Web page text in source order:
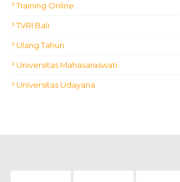
Training Online
TVRI Bali
Ulang Tahun
Universitas Mahasaraswati
Universitas Udayana